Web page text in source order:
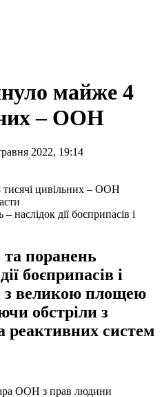
майже 4
– ООН
2022, 19:14
наслідок дії боєприпасів і
та поранень
боєприпасів і
з великою площею
обстріли з
реактивних систем
ООН з прав людини